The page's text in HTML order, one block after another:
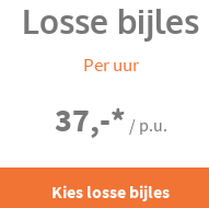
Losse bijles
Per uur
37,-* / p.u.
Kies losse bijles